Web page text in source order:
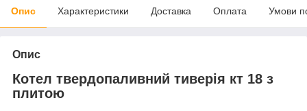
Опис Характеристики Доставка Оплата Умови
Опис
Котел твердопаливний тиверія кт 18 з
плитою